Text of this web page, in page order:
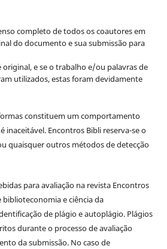
completo de todos os coautores em
do documento e sua submissão para
e se o trabalho e/ou palavras de
utilizados, estas foram devidamente
constituem um comportamento
inaceitável. Encontros Bibli reserva-se o
quaisquer outros métodos de detecção
para avaliação na revista Encontros
biblioteconomia e ciência da
de plágio e autoplágio. Plágios
durante o processo de avaliação
da submissão. No caso de